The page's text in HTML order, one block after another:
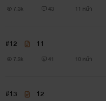
7.3k 43 11 หน้า
#12 11
7.3k 41 10 หน้า
#13 12